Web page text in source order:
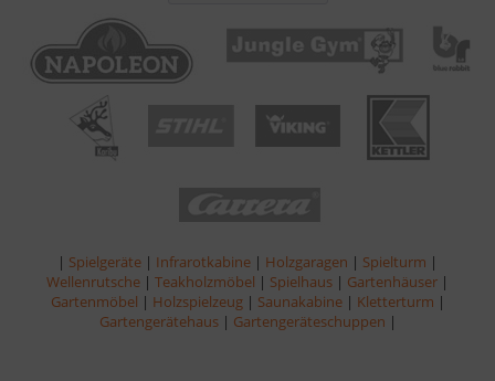
| Spielgeräte | Infrarotkabine | Holzgaragen | Spielturm |
Wellenrutsche | Teakholzmöbel | Spielhaus | Gartenhäuser |
Gartenmöbel | Holzspielzeug | Saunakabine | Kletterturm |
Gartengerätehaus | Gartengeräteschuppen |